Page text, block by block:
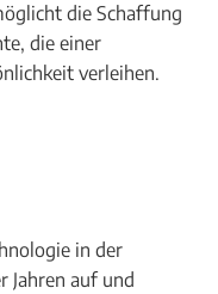
die Schaffung
die einer
verleihen.
in der
Jahren auf und